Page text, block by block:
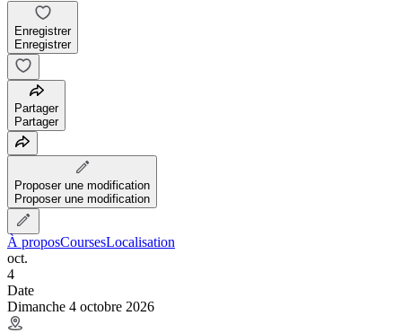
Enregistrer
Enregistrer
Partager
Partager
Proposer une modification
Proposer une modification
À proposCoursesLocalisation
oct.
4
Date
Dimanche 4 octobre 2026